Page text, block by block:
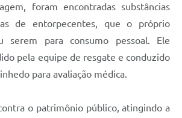
foram encontradas substâncias
de entorpecentes, que o próprio
serem para consumo pessoal. Ele
pela equipe de resgate e conduzido
para avaliação médica.
o patrimônio público, atingindo a